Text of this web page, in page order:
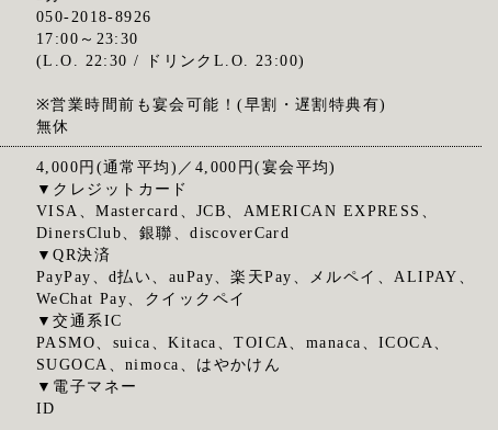
050-2018-8926
17:00～23:30
(L.O. 22:30 / ドリンクL.O. 23:00)
※営業時間前も宴会可能！(早割・遅割特典有)
無休
4,000円(通常平均)／4,000円(宴会平均)
▼クレジットカード
VISA、Mastercard、JCB、AMERICAN EXPRESS、
DinersClub、銀聯、discoverCard
▼QR決済
PayPay、d払い、auPay、楽天Pay、メルペイ、ALIPAY、
WeChat Pay、クイックペイ
▼交通系IC
PASMO、suica、Kitaca、TOICA、manaca、ICOCA、
SUGOCA、nimoca、はやかけん
▼電子マネー
ID